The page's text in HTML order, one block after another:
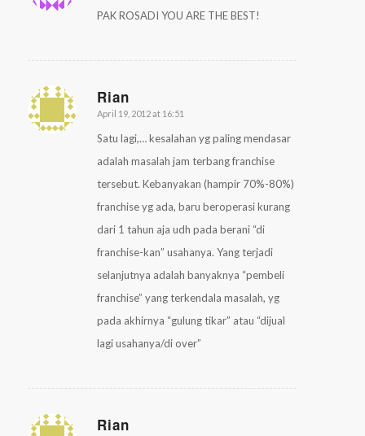
PAK ROSADI YOU ARE THE BEST!
Rian
says:
April 19, 2012 at 16:51
Satu lagi,… kesalahan yg paling mendasar
adalah masalah jam terbang franchise
tersebut. Kebanyakan (hampir 70%-80%)
franchise yg ada, baru beroperasi kurang
dari 1 tahun aja udh pada berani “di
franchise-kan” usahanya. Yang terjadi
selanjutnya adalah banyaknya “pembeli
franchise” yang terkendala masalah, yg
pada akhirnya “gulung tikar” atau “dijual
lagi usahanya/di over”
Rian